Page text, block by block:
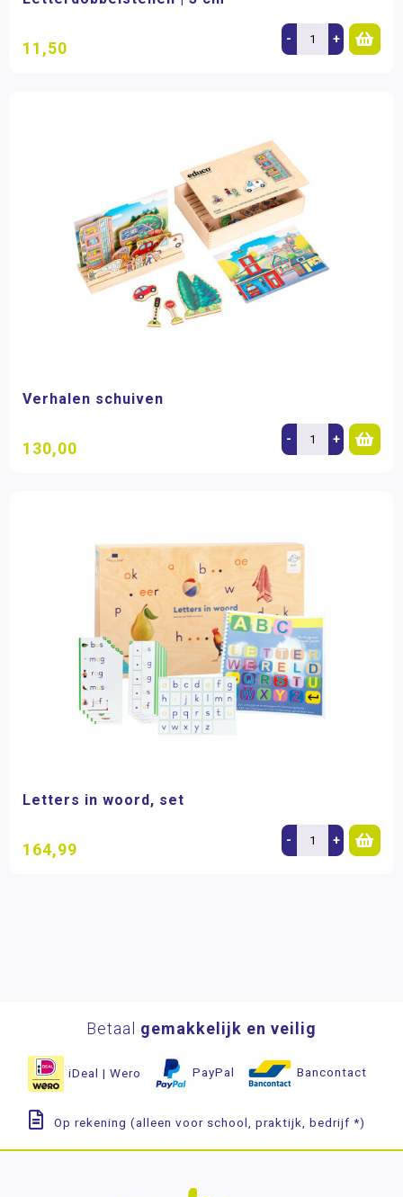
11,50 - +
Verhalen schuiven
130,00 - +
Letters in woord, set
164,99 - +
Betaal gemakkelijk en veilig
iDeal | Wero PayPal Bancontact
Op rekening (alleen voor school, praktijk, bedrijf *)